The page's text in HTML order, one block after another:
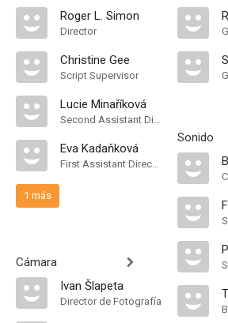
Roger L. Simon
Director
Christine Gee
Script Supervisor
Lucie Minaříková
Second Assistant Director
Eva Kadaňková
First Assistant Director
1 más
Cámara
Ivan Šlapeta
Director de Fotografía
Sonido